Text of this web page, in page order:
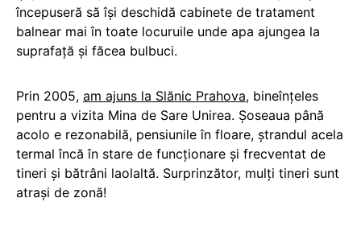
începuseră să îşi deschidă cabinete de tratament
balnear mai în toate locuruile unde apa ajungea la
suprafaţă şi făcea bulbuci.
Prin 2005, am ajuns la Slănic Prahova, bineînţeles
pentru a vizita Mina de Sare Unirea. Şoseaua până
acolo e rezonabilă, pensiunile în floare, ştrandul acela
termal încă în stare de funcţionare şi frecventat de
tineri şi bătrâni laolaltă. Surprinzător, mulţi tineri sunt
atraşi de zonă!